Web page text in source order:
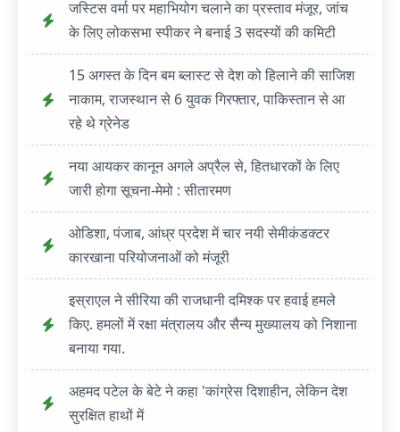
जस्टिस वर्मा पर महाभियोग चलाने का प्रस्ताव मंजूर, जांच
के लिए लोकसभा स्पीकर ने बनाई 3 सदस्यों की कमिटी
15 अगस्त के दिन बम ब्लास्ट से देश को हिलाने की साजिश
नाकाम, राजस्थान से 6 युवक गिरफ्तार, पाकिस्तान से आ
रहे थे ग्रेनेड
नया आयकर कानून अगले अप्रैल से, हितधारकों के लिए
जारी होगा सूचना-मेमो : सीतारमण
ओडिशा, पंजाब, आंध्र प्रदेश में चार नयी सेमीकंडक्टर
कारखाना परियोजनाओं को मंजूरी
इस्राएल ने सीरिया की राजधानी दमिश्क पर हवाई हमले
किए. हमलों में रक्षा मंत्रालय और सैन्य मुख्यालय को निशाना
बनाया गया.
अहमद पटेल के बेटे ने कहा 'कांग्रेस दिशाहीन, लेकिन देश
सुरक्षित हाथों में